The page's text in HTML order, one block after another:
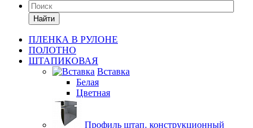
Найти
ПЛЕНКА В РУЛОНЕ
ПОЛОТНО
ШТАПИКОВАЯ
Вставка
Белая
Цветная
Профиль штап. конструкционный